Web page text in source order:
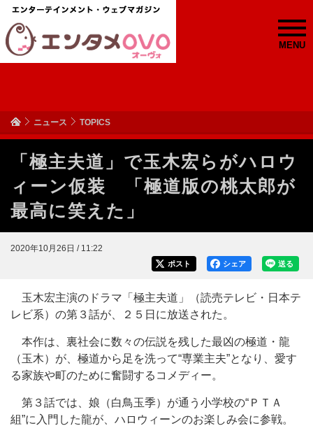
MENU
ニュース TOPICS
「極主夫道」で玉木宏らがハロウ
ィーン仮装 「極道版の桃太郎が
最高に笑えた」
2020年10月26日 / 11:22
送る
シェア
ポスト
玉木宏主演のドラマ「極主夫道」（読売テレビ・日本テ
レビ系）の第３話が、２５日に放送された。
本作は、裏社会に数々の伝説を残した最凶の極道・龍
（玉木）が、極道から足を洗って“専業主夫”となり、愛す
る家族や町のために奮闘するコメディー。
第３話では、娘（白鳥玉季）が通う小学校の“ＰＴＡ
組”に入門した龍が、ハロウィーンのお楽しみ会に参戦。